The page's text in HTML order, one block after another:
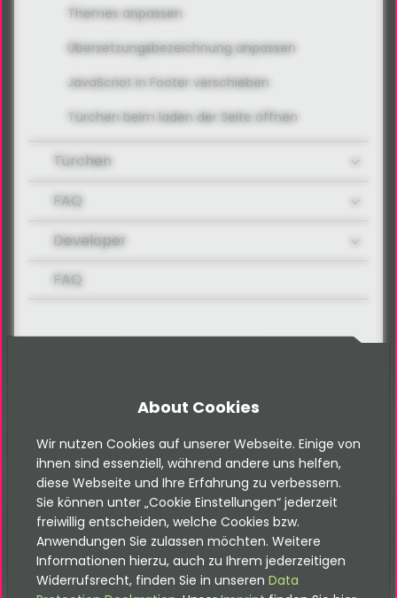
Bitte beachte, dass sich diese
Dokumentation auf die neuste Version
dieser Erweiterung bezieht. Wenn eine
ältere Version eingesetzt wird, kann
diese abweichen. Die jeweils passende
Dokumentation befindet sich im
Dokumentation-Verzeichnis der
Erweiterung.
Themes anpassen
Übersetzungsbezeichnung anpassen
JavaScriot in Footer verschieben
Türchen beim laden der Seite öffnen
Türchen
FAQ
Developer
FAQ
About Cookies
Wir nutzen Cookies auf unserer Webseite. Einige von
ihnen sind essenziell, während andere uns helfen,
diese Webseite und Ihre Erfahrung zu verbessern.
Sie können unter „Cookie Einstellungen“ jederzeit
freiwillig entscheiden, welche Cookies bzw.
Anwendungen Sie zulassen möchten. Weitere
Informationen hierzu, auch zu Ihrem jederzeitigen
Widerrufsrecht, finden Sie in unseren Data